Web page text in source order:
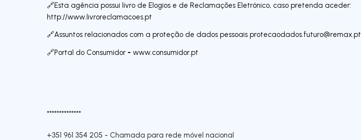
🔗Esta agência possui livro de Elogios e de Reclamações Eletrónico, caso pretenda aceder:
http://www.livroreclamacoes.pt
🔗Assuntos relacionados com a proteção de dados pessoais protecaodados.futuro@remax.pt
🔗Portal do Consumidor - www.consumidor.pt
**************
+351 961 354 205 - Chamada para rede móvel nacional